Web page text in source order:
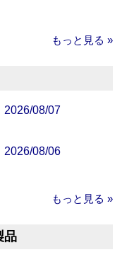
もっと見る »
08/07
08/06
もっと見る »
品